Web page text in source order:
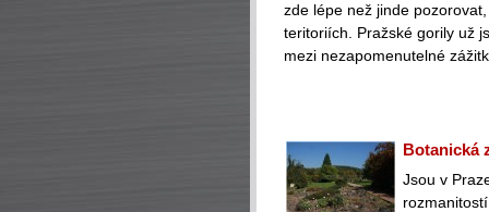
zde lépe než jinde
teritoriích. Pražské gorily už
mezi nezapomenutelné
Botanická
Jsou v